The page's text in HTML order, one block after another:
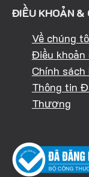
ĐIỀU KHOẢN &
Về chúng
Điều khoản
Chính sách
Thông tin
Thương